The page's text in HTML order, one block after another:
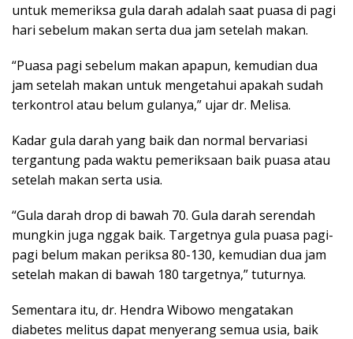
untuk memeriksa gula darah adalah saat puasa di pagi
hari sebelum makan serta dua jam setelah makan.
“Puasa pagi sebelum makan apapun, kemudian dua
jam setelah makan untuk mengetahui apakah sudah
terkontrol atau belum gulanya,” ujar dr. Melisa.
Kadar gula darah yang baik dan normal bervariasi
tergantung pada waktu pemeriksaan baik puasa atau
setelah makan serta usia.
“Gula darah drop di bawah 70. Gula darah serendah
mungkin juga nggak baik. Targetnya gula puasa pagi-
pagi belum makan periksa 80-130, kemudian dua jam
setelah makan di bawah 180 targetnya,” tuturnya.
Sementara itu, dr. Hendra Wibowo mengatakan
diabetes melitus dapat menyerang semua usia, baik